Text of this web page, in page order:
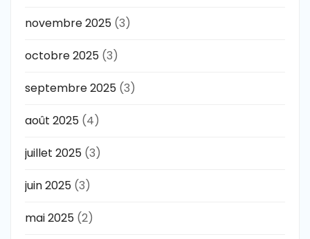
novembre 2025 (3)
octobre 2025 (3)
septembre 2025 (3)
août 2025 (4)
juillet 2025 (3)
juin 2025 (3)
mai 2025 (2)